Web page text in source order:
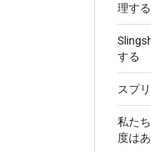
理する
する
スプ
私た
度は